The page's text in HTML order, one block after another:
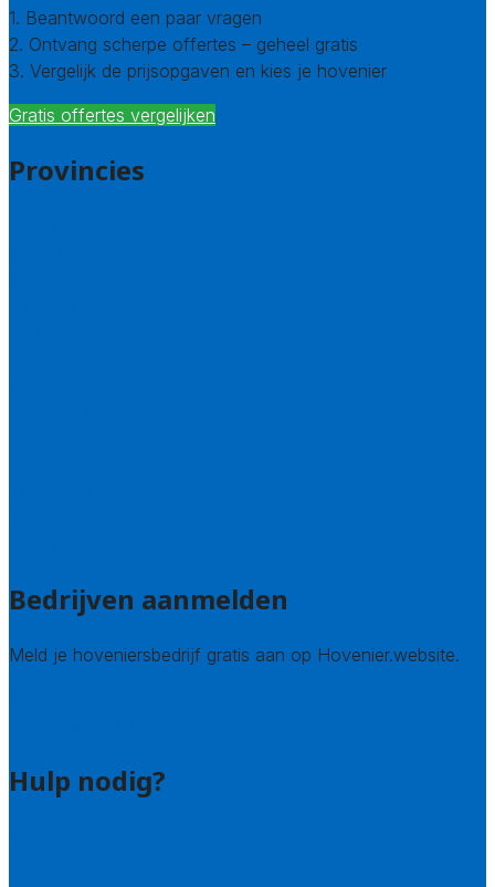
1. Beantwoord een paar vragen
2. Ontvang scherpe offertes – geheel gratis
3. Vergelijk de prijsopgaven en kies je hovenier
Gratis offertes vergelijken
Provincies
Bedrijven aanmelden
Meld je hoveniersbedrijf gratis aan op Hovenier.website.
Hulp nodig?